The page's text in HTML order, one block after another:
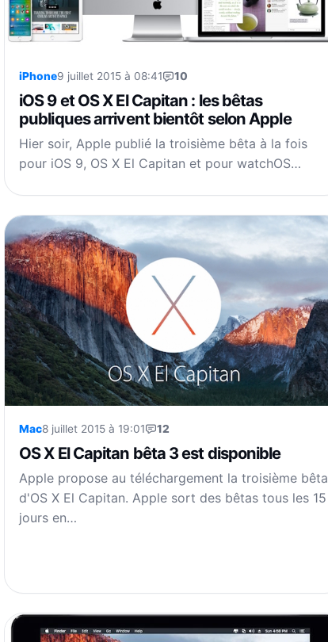
iPhone9 juillet 2015 à 08:41 10
iOS 9 et OS X El Capitan : les bêtas
publiques arrivent bientôt selon Apple
Hier soir, Apple publié la troisième bêta à la fois
pour iOS 9, OS X El Capitan et pour watchOS…
Mac8 juillet 2015 à 19:01 12
OS X El Capitan bêta 3 est disponible
Apple propose au téléchargement la troisième bêta
d'OS X El Capitan. Apple sort des bêtas tous les 15
jours en…